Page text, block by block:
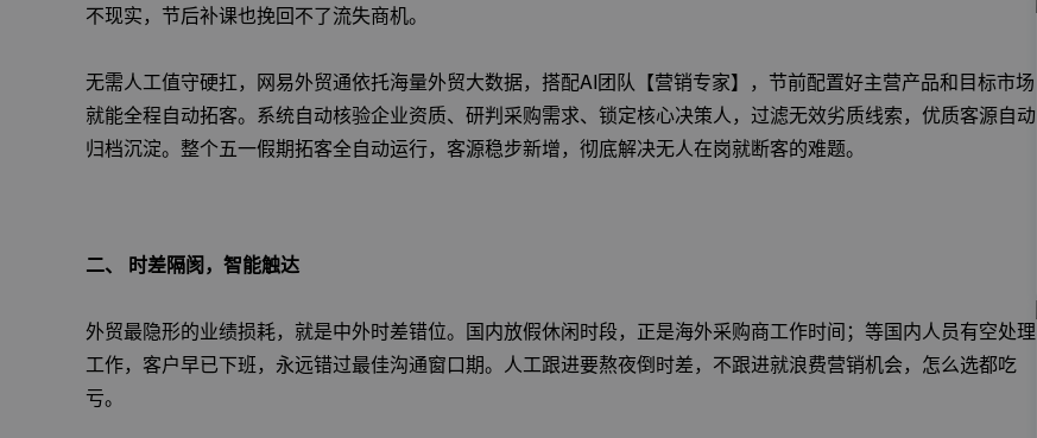
不现实，节后补课也挽回不了流失商机。
无需人工值守硬扛，网易外贸通依托海量外贸大数据，搭配AI团队【营销专家】，节前配置好主营产品和目标市场
就能全程自动拓客。系统自动核验企业资质、研判采购需求、锁定核心决策人，过滤无效劣质线索，优质客源自动
归档沉淀。整个五一假期拓客全自动运行，客源稳步新增，彻底解决无人在岗就断客的难题。
二、 时差隔阂，智能触达
外贸最隐形的业绩损耗，就是中外时差错位。国内放假休闲时段，正是海外采购商工作时间；等国内人员有空处理
工作，客户早已下班，永远错过最佳沟通窗口期。人工跟进要熬夜倒时差，不跟进就浪费营销机会，怎么选都吃
亏。